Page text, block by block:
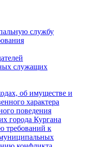
службу
служащих
об имуществе и
характера
поведения
города Кургана
требований к